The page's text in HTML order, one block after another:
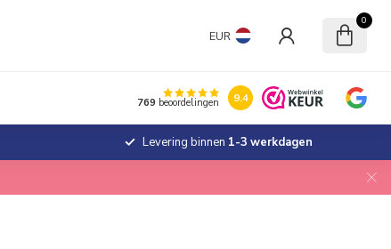
EUR
0
769 beoordelingen 9.4
Levering binnen 1-3 werkdagen